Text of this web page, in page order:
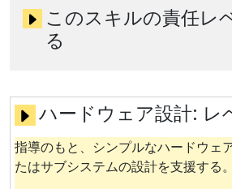
このスキルの責任レ
る
ハードウェア設計: レ
指導のもと、シンプルなハードウェ
たはサブシステムの設計を支援する。